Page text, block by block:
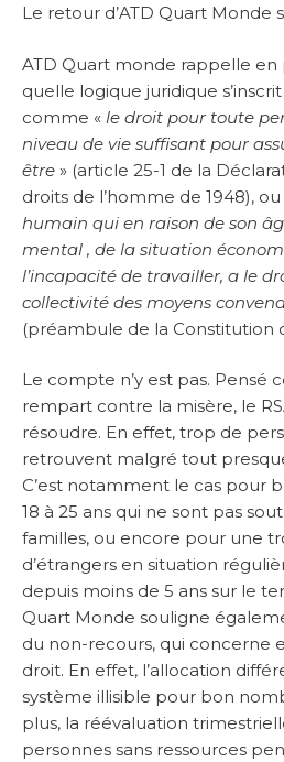
Le retour d’ATD Quart Monde
ATD Quart monde rappelle
quelle logique juridique s’inscrit
comme « le droit pour toute
niveau de vie suffisant pour
être » (article 25-1 de la
droits de l’homme de 1948),
humain qui en raison de son
mental , de la situation
l’incapacité de travailler, a le
collectivité des moyens
(préambule de la Constitution
Le compte n’y est pas. Pensé
rempart contre la misère, le
résoudre. En effet, trop de
retrouvent malgré tout
C’est notamment le cas pour
18 à 25 ans qui ne sont pas
familles, ou encore pour une
d’étrangers en situation
depuis moins de 5 ans sur le
Quart Monde souligne
du non-recours, qui concerne
droit. En effet, l’allocation
système illisible pour bon
plus, la réévaluation
personnes sans ressources